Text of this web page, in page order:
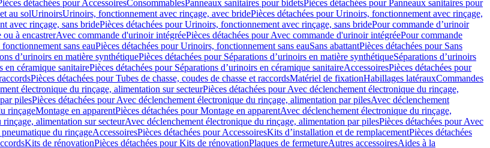
détachées pour AccessoiresConsommablesPanneaux sanitaires pour bidetsPièces détachées pour Panneaux sanitaires pour
au solUrinoirsUrinoirs, fonctionnement avec rinçage, avec bridePièces détachées pour Urinoirs, fonctionnement avec rinçage,
avec rinçage, sans bridePièces détachées pour Urinoirs, fonctionnement avec rinçage, sans bridePour commande d’urinoir
ou à encastrerAvec commande d'urinoir intégréePièces détachées pour Avec commande d'urinoir intégréePour commande
sans eauPièces détachées pour Urinoirs, fonctionnement sans eauSans abattantPièces détachées pour Sans
d’urinoirs en matière synthétiquePièces détachées pour Séparations d’urinoirs en matière synthétiqueSéparations d’urinoirs
en céramique sanitairePièces détachées pour Séparations d’urinoirs en céramique sanitaireAccessoiresPièces détachées pour
Pièces détachées pour Tubes de chasse, coudes de chasse et raccordsMatériel de fixationHabillages latérauxCommandes
électronique du rinçage, alimentation sur secteurPièces détachées pour Avec déclenchement électronique du rinçage,
pilesPièces détachées pour Avec déclenchement électronique du rinçage, alimentation par pilesAvec déclenchement
rinçageMontage en apparentPièces détachées pour Montage en apparentAvec déclenchement électronique du rinçage,
alimentation sur secteurAvec déclenchement électronique du rinçage, alimentation par pilesPièces détachées pour Avec
du rinçageAccessoiresPièces détachées pour AccessoiresKits d’installation et de remplacementPièces détachées
Kits de rénovationPièces détachées pour Kits de rénovationPlaques de fermetureAutres accessoiresAides à la